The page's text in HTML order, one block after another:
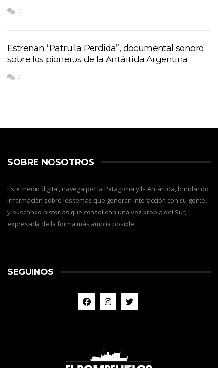
0
Estrenan “Patrulla Perdida”, documental sonoro
sobre los pioneros de la Antártida Argentina
0
SOBRE NOSOTROS
Este medio digital, navega por la Patagonia y la Antártida, brindando
información sobre los temas que generan interacción con su gente,
y buscando historias que consolidan una voz propia del Sur,
expresada de la forma más amplia posible.
SEGUINOS